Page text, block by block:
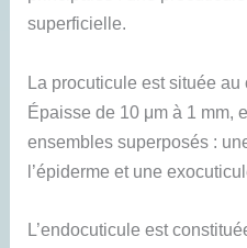
superficielle.
La procuticule est située au
Épaisse de 10 μm à 1 mm,
ensembles superposés :
l’épiderme et une
L’endocuticule est